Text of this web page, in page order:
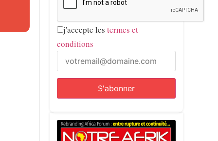
(-0,4
j'accepte les termes et
conditions